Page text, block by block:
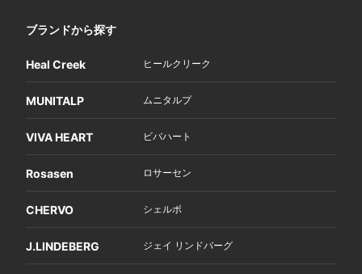
ブランドから探す
Heal Creek ヒールクリーク
MUNITALP ムニタルプ
VIVA HEART ビバハート
Rosasen ロサーセン
CHERVO シェルボ
J.LINDEBERG ジェイ リンドバーグ